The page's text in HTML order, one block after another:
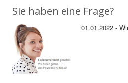
Sie haben eine Frage?
01.01.2022 -